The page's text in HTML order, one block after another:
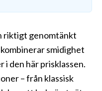
riktigt genomtänkt
smidighet
i den här prisklassen.
– från klassisk